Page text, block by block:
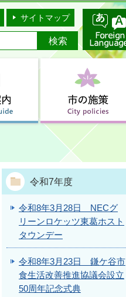
サイトマップ
令和7年度
令和8年3月28日 NECグ
リーンロケッツ東葛ホスト
タウンデー
令和8年3月23日 鎌ケ谷市
食生活改善推進協議会設立
50周年記念式典